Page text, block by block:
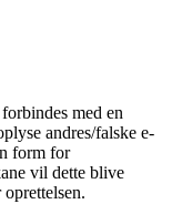
med en
andres/falske e-
form for
vil dette blive